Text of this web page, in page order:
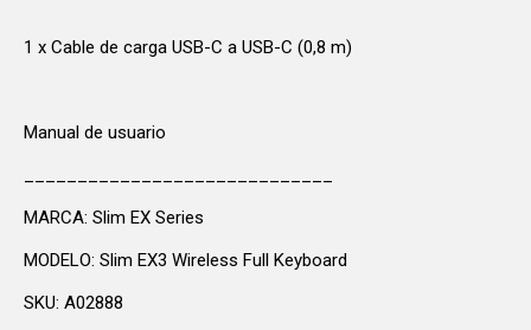
1 x Cable de carga USB-C a USB-C (0,8 m)
Manual de usuario
MARCA: Slim EX Series
MODELO: Slim EX3 Wireless Full Keyboard
SKU: A02888